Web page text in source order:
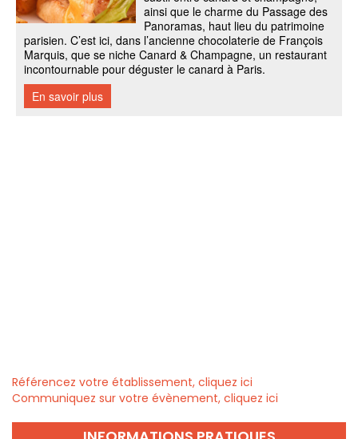
Référencez votre établissement, cliquez ici
Communiquez sur votre évènement, cliquez ici